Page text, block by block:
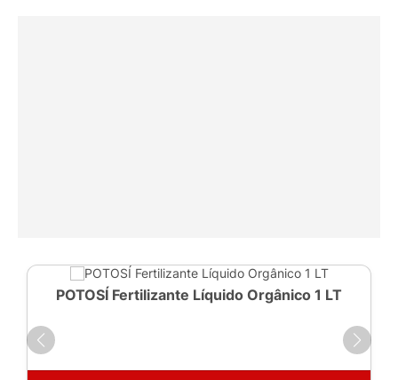
POTOSÍ Fertilizante Líquido Orgânico 1 LT